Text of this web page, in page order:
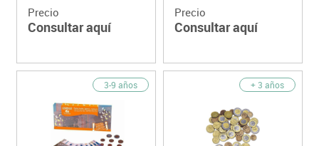
Precio
Consultar aquí
Precio
Consultar aquí
3-9 años + 3 años